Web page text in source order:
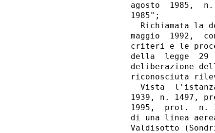
agosto  1985,
1985";
Richiamata la
maggio  1992,
criteri e le
della  legge  29
deliberazione
riconosciuta
Vista
1939, n. 1497,
1995,  prot.  n.
di una linea
Valdisotto